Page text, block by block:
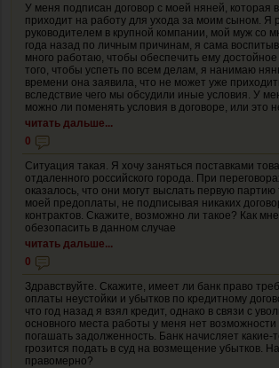
У меня подписан договор с моей няней, которая
приходит на работу для ухода за моим сыном. Я
руководителем в крупной компании, мой муж со
года назад по личным причинам, я сама
много работаю, чтобы обеспечить ему
того, чтобы успеть по всем делам, я нанимаю
времени она заявила, что не может уже
вследствие чего мы обсудили иные условия. У
можно ли поменять условия в договоре, или это
читать дальше...
0
Ситуация такая. Я хочу заняться поставками
отдаленного российского города. При
оказалось, что они могут выслать первую партию
моей предоплаты, не подписывая никаких
контрактов. Скажите, возможно ли такое? Как
обезопасить в данном случае
читать дальше...
0
Здравствуйте. Скажите, имеет ли банк право
оплаты неустойки и убытков по кредитному
что год назад я взял кредит, однако в связи с
основного места работы у меня нет
погашать задолженность. Банк начисляет какие-
грозится подать в суд на возмещение убытков.
правомерно?